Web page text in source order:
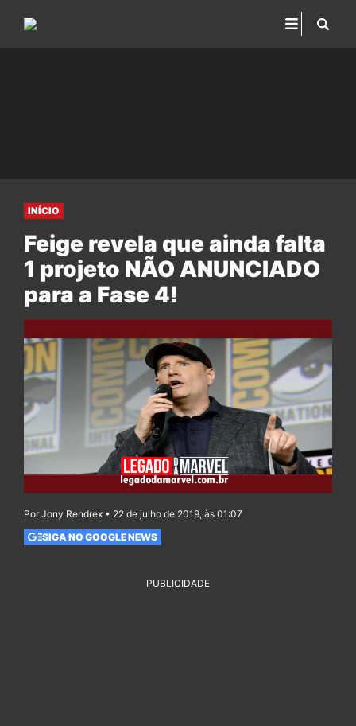
INÍCIO
Feige revela que ainda falta
1 projeto NÃO ANUNCIADO
para a Fase 4!
Por Jony Rendrex • 22 de julho de 2019, às 01:07
SIGA NO GOOGLE NEWS
PUBLICIDADE